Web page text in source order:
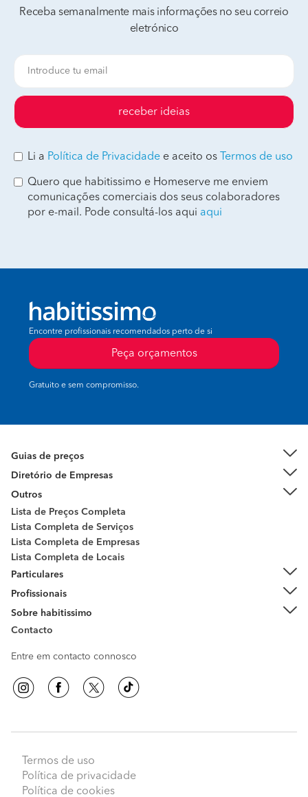
Receba semanalmente mais informações no seu correio
eletrónico
receber ideias
Li a Política de Privacidade e aceito os Termos de uso
Quero que habitissimo e Homeserve me enviem
comunicações comerciais dos seus colaboradores
por e-mail. Pode consultá-los aqui aqui
Encontre profissionais recomendados perto de si
Peça orçamentos
Gratuito e sem compromisso.
Guias de preços
Diretório de Empresas
Outros
Lista de Preços Completa
Lista Completa de Serviços
Lista Completa de Empresas
Lista Completa de Locais
Particulares
Profissionais
Sobre habitissimo
Contacto
Entre em contacto connosco
Termos de uso
Política de privacidade
Política de cookies